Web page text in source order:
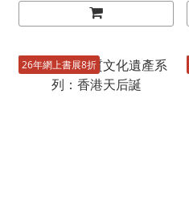
26年網上書展8折